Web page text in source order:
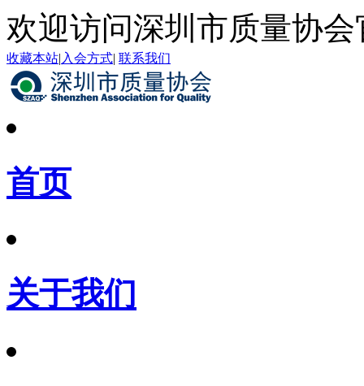
欢迎访问深圳市质量协会
收藏本站| 入会方式| 联系我们
首页
关于我们